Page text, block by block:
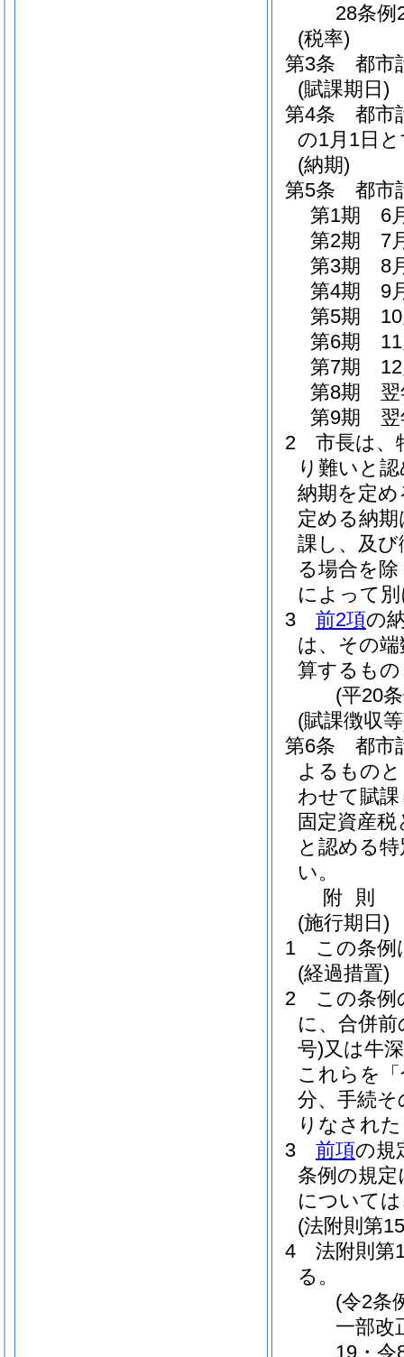
28条例
(税率)
第3条
都市
(賦課期日)
第4条
都市
の1月1日
(納期)
第5条
都市
第1期 6
第2期 7
第3期 8
第4期 9
第5期 10
第6期 11
第7期 12
第8期 翌
第9期 翌
2
市長は、
り難いと
納期を定
定める納
課し、及
る場合を
によって
3
前2項の
は、その
算するも
(平20
(賦課徴収
第6条
都市
よるもの
わせて賦
固定資産
と認める
い。
附 則
(施行期日)
1
この条例
(経過措置)
2
この条例
に、合併
号)又は牛
これらを
分、手続
りなされ
3
前項の規
条例の規
について
(法附則第
4
法附則第
る。
(令2条
一部改
19・令